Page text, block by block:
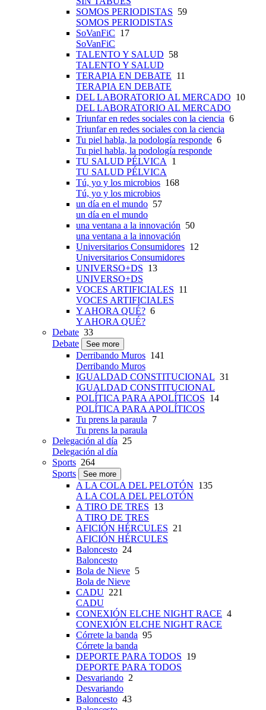
SOMOS PERIODISTAS 59
SOMOS PERIODISTAS
SoVanFiC 17
SoVanFiC
TALENTO Y SALUD 58
TALENTO Y SALUD
TERAPIA EN DEBATE 11
TERAPIA EN DEBATE
DEL LABORATORIO AL MERCADO 10
DEL LABORATORIO AL MERCADO
Triunfar en redes sociales con la ciencia 6
Triunfar en redes sociales con la ciencia
Tu piel habla, la podología responde 6
Tu piel habla, la podología responde
TU SALUD PÉLVICA
1
TU SALUD PÉLVICA
Tú, yo y los microbios 168
Tú, yo y los microbios
un día en el mundo 57
un día en el mundo
una ventana a la innovación 50
una ventana a la innovación
Universitarios Consumidores 12
Universitarios Consumidores
UNIVERSO+DS 13
UNIVERSO+DS
VOCES ARTIFICIALES 11
VOCES ARTIFICIALES
Y AHORA QUÉ? 6
Y AHORA QUÉ?
Debate 33
Debate
See more
Derribando Muros 141
Derribando Muros
IGUALDAD CONSTITUCIONAL 31
IGUALDAD CONSTITUCIONAL
POLÍTICA PARA APOLÍTICOS 14
POLÍTICA PARA APOLÍTICOS
Tu prens la paraula 7
Tu prens la paraula
Delegación al día 25
Delegación al día
Sports 264
Sports
See more
A LA COLA DEL PELOTÓN 135
A LA COLA DEL PELOTÓN
A TIRO DE TRES 13
A TIRO DE TRES
AFICIÓN HÉRCULES 21
AFICIÓN HÉRCULES
Baloncesto 24
Baloncesto
Bola de Nieve 5
Bola de Nieve
CADU 221
CADU
CONEXIÓN ELCHE NIGHT RACE 4
CONEXIÓN ELCHE NIGHT RACE
Córrete la banda 95
Córrete la banda
DEPORTE PARA TODOS 19
DEPORTE PARA TODOS
Desvariando 2
Desvariando
Baloncesto 43